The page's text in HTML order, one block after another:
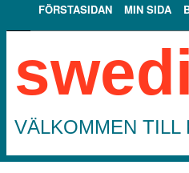
FÖRSTASIDAN MIN SIDA
VÄLKOMMEN TILL